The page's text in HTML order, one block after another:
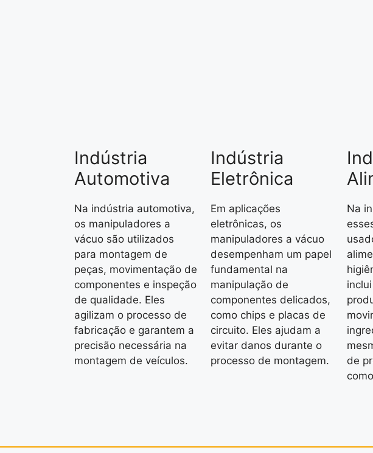
Indústria
Automotiva
Na indústria automotiva,
os manipuladores a
vácuo são utilizados
para montagem de
peças, movimentação de
componentes e inspeção
de qualidade. Eles
agilizam o processo de
fabricação e garantem a
precisão necessária na
montagem de veículos.
Indústria
Eletrônica
Em aplicações
eletrônicas, os
manipuladores a vácuo
desempenham um papel
fundamental na
manipulação de
componentes delicados,
como chips e placas de
circuito. Eles ajudam a
evitar danos durante o
processo de montagem.
Na
de